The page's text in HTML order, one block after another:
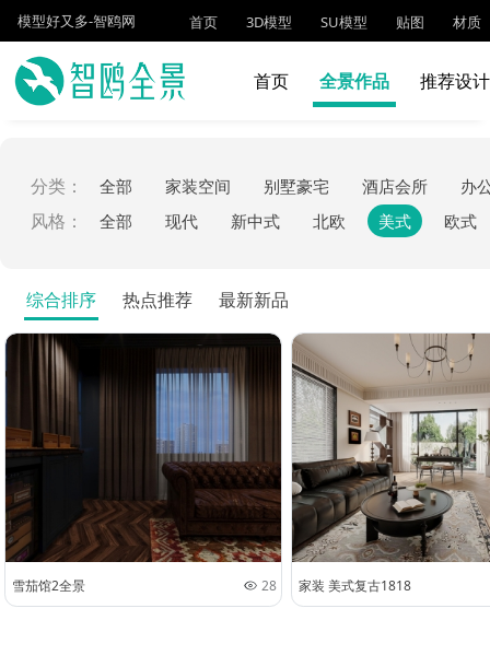
模型好又多-智鸥网 首页 3D模型 SU模型 贴图 材质
首页 全景作品 推荐设
分类： 全部 家装空间 别墅豪宅 酒店会所 办
风格： 全部 现代 新中式 北欧 美式 欧式
综合排序 热点推荐 最新新品
雪茄馆2全景 28 家装 美式复古1818